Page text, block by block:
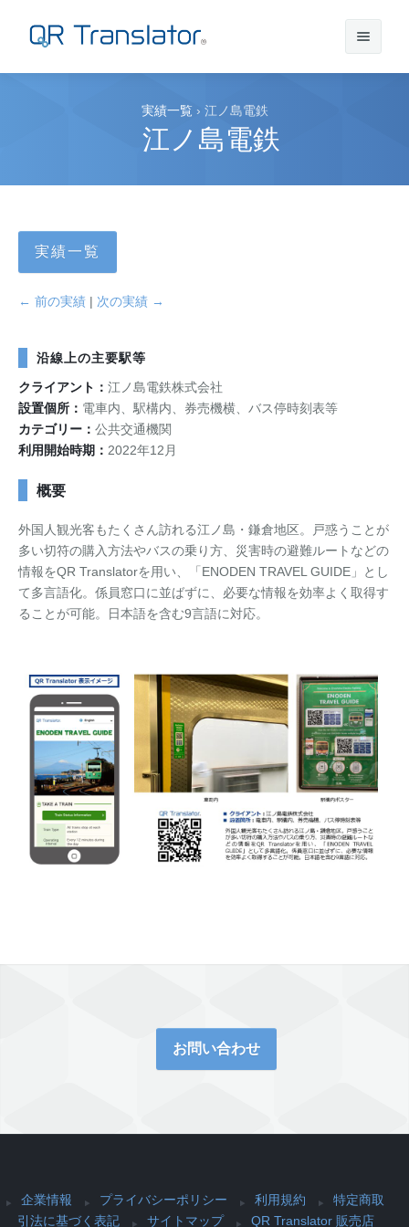
QR Translatorについて
本番利用までの流れ
資料ダウンロード
インタビュー
プレスリリース
アップデート情報
ブログ
サポート
マニュアル
Q&A
お問い合わせ
English
実績一覧 › 江ノ島電鉄
江ノ島電鉄
実績一覧
← 前の実績 | 次の実績 →
沿線上の主要駅等
クライアント： 江ノ島電鉄株式会社
設置個所： 電車内、駅構内、券売機横、バス停時刻表等
カテゴリー： 公共交通機関
利用開始時期： 2022年12月
概要
外国人観光客もたくさん訪れる江ノ島・鎌倉地区。戸惑うことが
多い切符の購入方法やバスの乗り方、災害時の避難ルートなどの
情報をQR Translatorを用い、「ENODEN TRAVEL GUIDE」とし
て多言語化。係員窓口に並ばずに、必要な情報を効率よく取得す
ることが可能。日本語を含む9言語に対応。
お問い合わせ
企業情報 プライバシーポリシー 利用規約
特定商取
引法に基づく表記
サイトマップ QR Translator 販売店